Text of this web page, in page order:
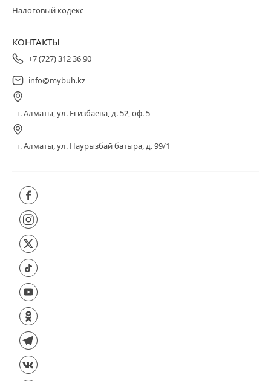
Налоговый кодекс
КОНТАКТЫ
+7 (727) 312 36 90
info@mybuh.kz
г. Алматы, ул. Егизбаева, д. 52, оф. 5
г. Алматы, ул. Наурызбай батыра, д. 99/1